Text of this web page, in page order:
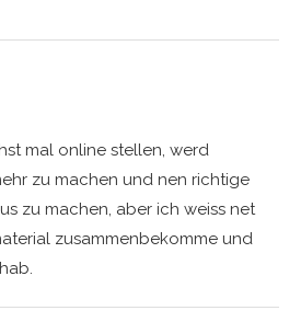
mal online stellen, werd
zu machen und nen richtige
zu machen, aber ich weiss net
zusammenbekomme und